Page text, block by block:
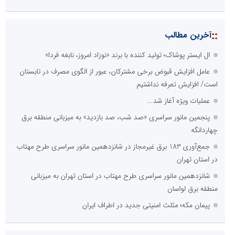
::آخرین مطالب
ال ایستر پوشاک؛ تولید کننده با برند «نوزاد امروز، نابغه فردا»
عامل افزایش قبوض برخی مشترکان، عبور از الگوی مصرف در تابستان
است/ افزایش تعرفه نداشتیم
عملیات ویژه آغاز شد...
پنجمین مانور سراسری «صد شب، صد بازدید» به میزبانی منطقه برق
چهاردانگه
جمع‌آوری 183 برق غیرمجاز در شانزدهمین مانور سراسری طرح مهتاب
در استان تهران
شانزدهمین مانور سراسری طرح مهتاب در استان تهران به میزبانی
منطقه برق لواسان
پیمان مکه؛ مثلث امنیتی جدید در اطراف ایران